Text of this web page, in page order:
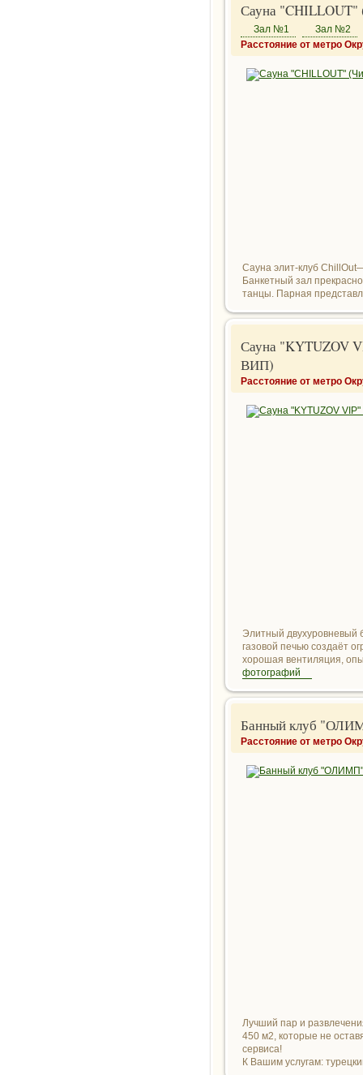
Сауна "CHILLOUT"
Зал №1
Зал №2
Расстояние от метро
Сауна элит-клуб
Банкетный зал
танцы. Парная
Сауна "KYTUZOV
ВИП)
Расстояние от метро
Элитный двухуровневый
газовой печью создаёт
хорошая вентиляция,
фотографий
Банный клуб
Расстояние от метро
Лучший пар и
450 м2, которые не
сервиса!
К Вашим услугам: